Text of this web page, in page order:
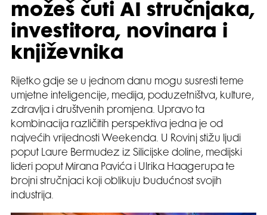
možeš čuti AI stručnjaka,
investitora, novinara i
književnika
Rijetko gdje se u jednom danu mogu susresti teme
umjetne inteligencije, medija, poduzetništva, kulture,
zdravlja i društvenih promjena. Upravo ta
kombinacija različitih perspektiva jedna je od
najvećih vrijednosti Weekenda. U Rovinj stižu ljudi
poput Laure Bermudez iz Silicijske doline, medijski
lideri poput Mirana Pavića i Ulrika Haagerupa te
brojni stručnjaci koji oblikuju budućnost svojih
industrija.